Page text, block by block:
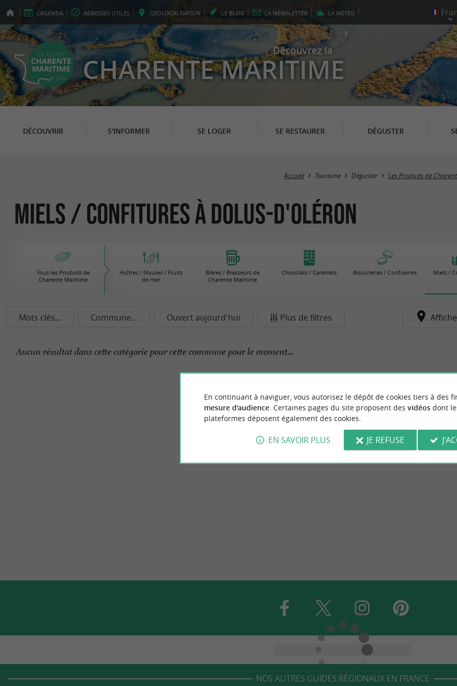
L'AGENDA ADRESSES UTILES GEOLOCALISATION LE BLOG LA NEWSLETTER LA MÉTÉO
Découvrez la
CHARENTE MARITIME
DÉCOUVRIR S'INFORMER SE LOGER SE RESTAURER DÉGUSTER
Accueil Tourisme Déguster Les Produits de
Miels / Confitures à Dolus-d'Oléron
Tous les Produits de
Charente Maritime
Huîtres / Moules / Fruits
de mer
Bières / Brasseurs de
Charente Maritime
Chocolats / Caramels Biscuiteries / Confiseries Miels /
Mots clés... Commune... Ouvert aujourd'hui Plus de filtres
Aucun résultat dans cette catégorie pour cette commune pour le moment...
NOS AUTRES GUIDES RÉGIONAUX EN FRANCE
En continuant à naviguer, vous autorisez le dépôt de cookies tiers à des
mesure d'audience. Certaines pages du site proposent des vidéosdont
plateformes déposent également des cookies.
EN SAVOIR PLUS JE REFUSE